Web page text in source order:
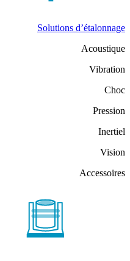
Solutions d’étalonnage
Acoustique
Vibration
Choc
Pression
Inertiel
Vision
Accessoires